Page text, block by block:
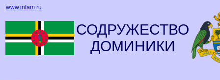
www.infam.ru
СОДРУЖЕСТВО
ДОМИНИКИ